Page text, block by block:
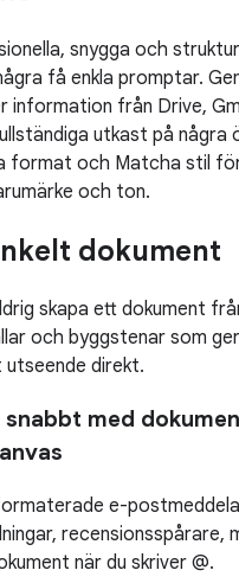
snygga och
få enkla promptar.
information från Drive,
utkast på några
format och Matcha stil
och ton.
dokument
skapa ett dokument
och byggstenar som
direkt.
snabbt med
e-
recensionsspårare,
när du skriver @.